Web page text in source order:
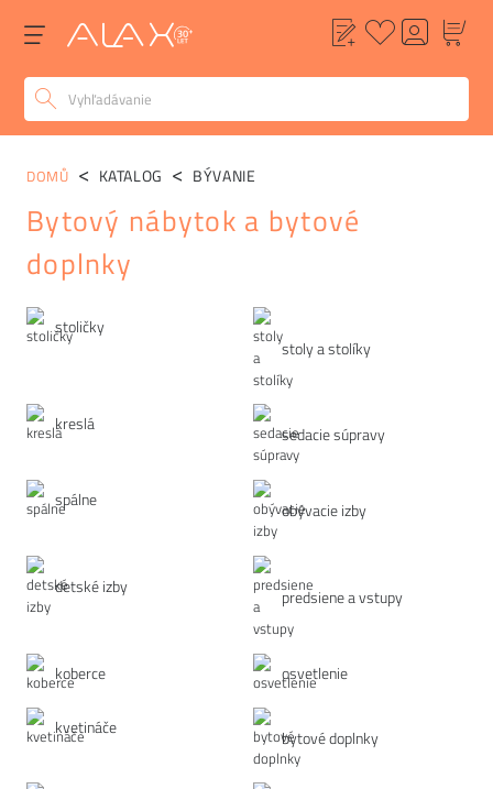
Kategórie
stoličky
stoly a stolíky
kreslá sedacie súpravy
spálne obývacie izby
detské izby predsiene a vstupy
koberce osvetlenie
kvetináče bytové doplnky
DOMŮ KATALOG BÝVANIE
Bytový nábytok a bytové
doplnky